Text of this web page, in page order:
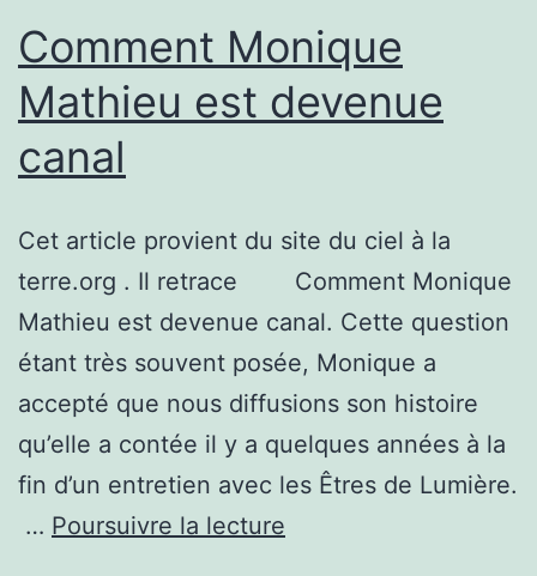
Comment Monique
Mathieu est devenue
canal
Cet article provient du site du ciel à la
terre.org . Il retrace Comment Monique
Mathieu est devenue canal. Cette question
étant très souvent posée, Monique a
accepté que nous diffusions son histoire
qu’elle a contée il y a quelques années à la
fin d’un entretien avec les Êtres de Lumière.
… Poursuivre la lecture